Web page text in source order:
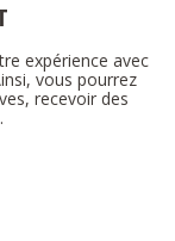
expérience avec
vous pourrez
recevoir des